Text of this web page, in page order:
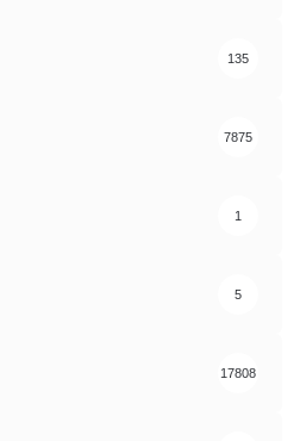
135
7875
1
5
17808